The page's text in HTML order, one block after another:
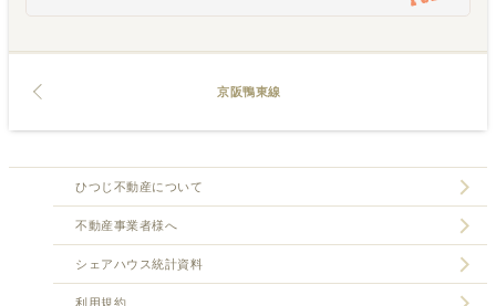
京阪鴨東線
ひつじ不動産について
不動産事業者様へ
シェアハウス統計資料
利用規約